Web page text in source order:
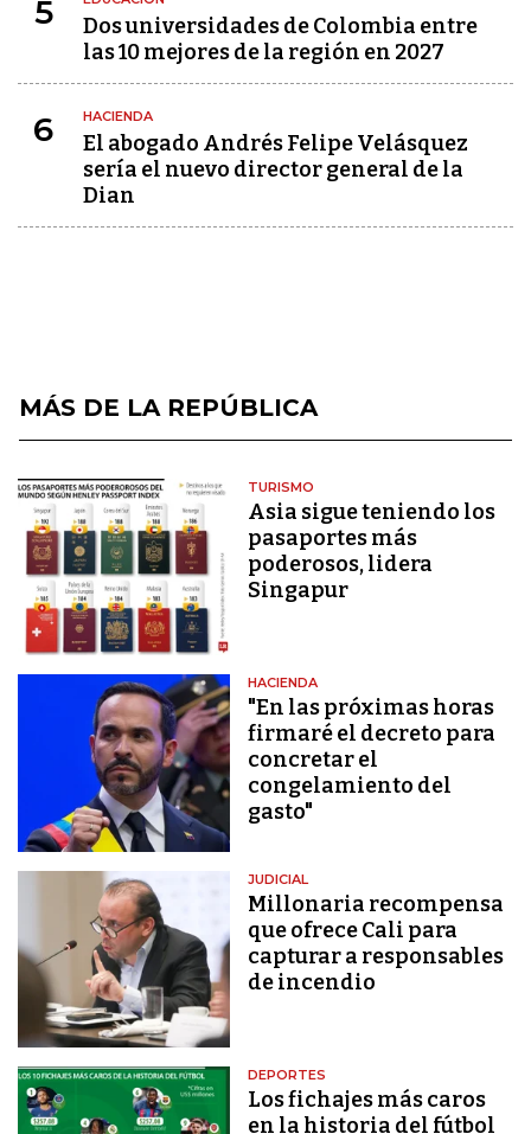
5
Dos universidades de Colombia entre
las 10 mejores de la región en 2027
6 HACIENDA
El abogado Andrés Felipe Velásquez
sería el nuevo director general de la
Dian
MÁS DE LA REPÚBLICA
TURISMO
Asia sigue teniendo los
pasaportes más
poderosos, lidera
Singapur
HACIENDA
"En las próximas horas
firmaré el decreto para
concretar el
congelamiento del
gasto"
JUDICIAL
Millonaria recompensa
que ofrece Cali para
capturar a responsables
de incendio
DEPORTES
Los fichajes más caros
en la historia del fútbol